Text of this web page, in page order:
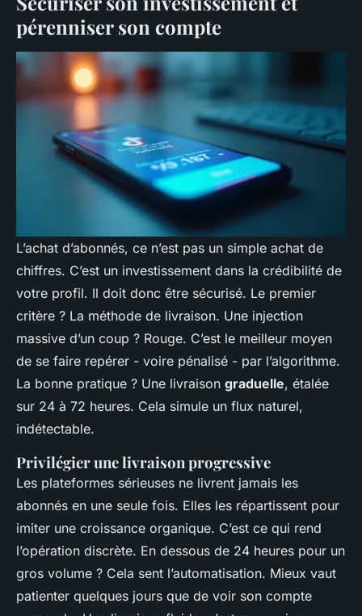
pérenniser son compte
L’achat d’abonnés, ce n’est pas un simple achat de
chiffres. C’est un investissement dans la crédibilité de
votre profil. Il doit donc être sécurisé. Le premier
critère ? La méthode de livraison. Une injection
massive d’un coup ? Rouge. C’est le meilleur moyen
de se faire repérer - voire pénalisé - par l’algorithme.
La bonne pratique ? Une livraison graduelle, étalée
sur 24 à 72 heures. Cela simule un flux naturel,
indétectable.
Privilégier une livraison progressive
Les plateformes sérieuses ne livrent jamais les
abonnés en une seule fois. Elles les répartissent pour
imiter une croissance organique. C’est ce qui rend
l’opération discrète. En dessous de 24 heures pour un
gros volume ? Cela sent l’automatisation. Mieux vaut
patienter quelques jours que de voir son compte